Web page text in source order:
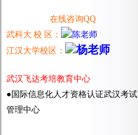
在线咨询QQ
武科大 校 区：
江汉大学校区：
武汉飞达考培教育中心
●国际信息化人才资格认证武汉考试
管理中心